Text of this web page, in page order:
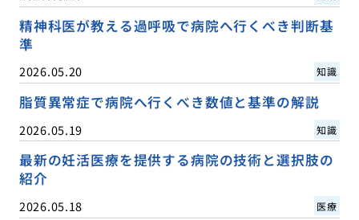
精神科医が教える過呼吸で病院へ行くべき判断基
準
2026.05.20 知識
脂質異常症で病院へ行くべき数値と基準の解説
2026.05.19 知識
最新の妊活医療を提供する病院の技術と選択肢の
紹介
2026.05.18 医療